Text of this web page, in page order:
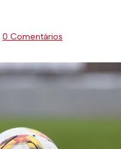
0 Comentários